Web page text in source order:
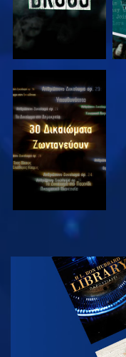
ΠΑΡΑΚΟΛΟΥΘΗΣΤΕ
ΠΑΡΑΚΟΛΟΥΘΗΣΤΕ